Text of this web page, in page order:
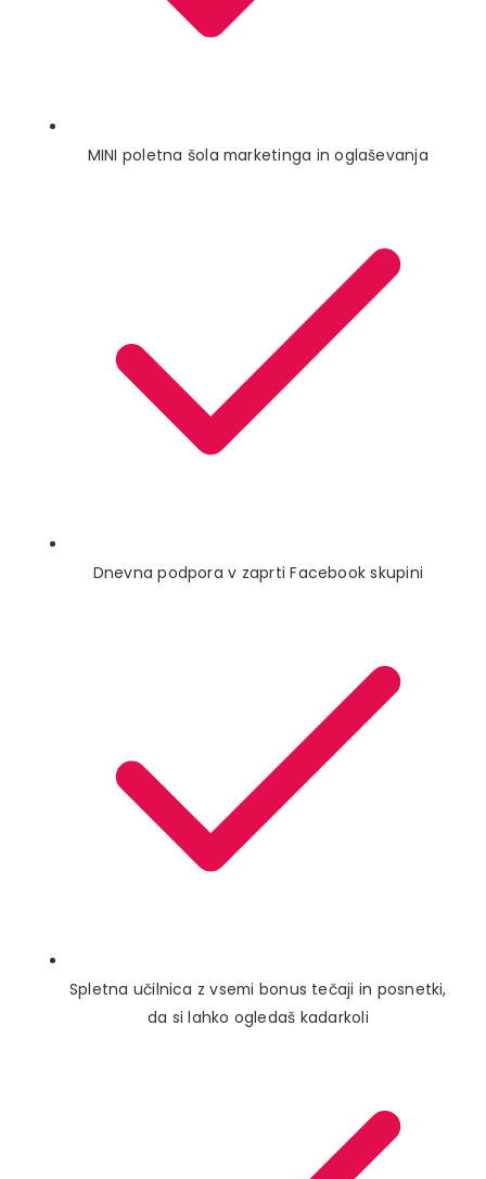
MINI poletna šola marketinga in oglaševanja
Dnevna podpora v zaprti Facebook skupini
Spletna učilnica z vsemi bonus tečaji in posnetki,
da si lahko ogledaš kadarkoli